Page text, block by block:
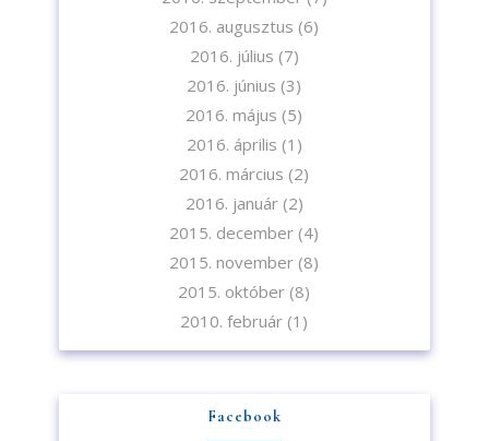
2016. augusztus (6)
2016. július (7)
2016. június (3)
2016. május (5)
2016. április (1)
2016. március (2)
2016. január(2)
2015. december (4)
2015. november (8)
2015. október (8)
2010. február (1)
Facebook